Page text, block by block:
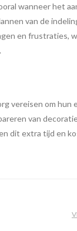
wanneer het
van de
en frustraties,
vereisen om
van
dit extra tijd en